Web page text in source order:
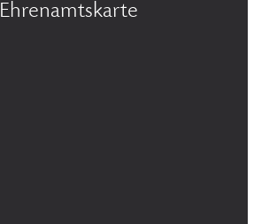
Ehrenamtskarte